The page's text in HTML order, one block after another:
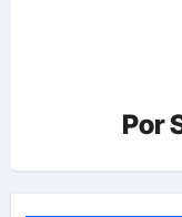
Por